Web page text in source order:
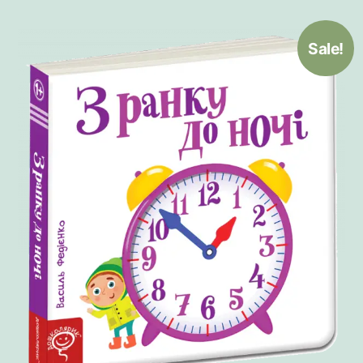
Sale!